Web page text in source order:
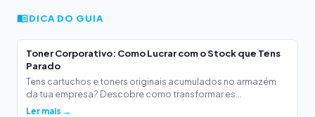
DICA DO GUIA
Toner Corporativo: Como Lucrar com o Stock que Tens
Parado
Tens cartuchos e toners originais acumulados no armazém
da tua empresa? Descobre como transformar es...
Ler mais →